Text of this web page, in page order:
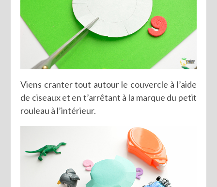
Viens cranter tout autour le couvercle à l’aide
de ciseaux et en t’arrêtant à la marque du petit
rouleau à l’intérieur.